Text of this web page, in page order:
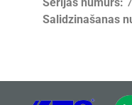
Serijas numurs:
Salidzinašanas